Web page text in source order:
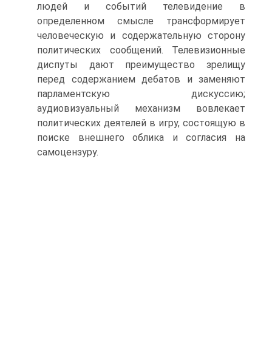
людей и событий телевидение в
определенном смысле трансформирует
человеческую и содержательную сторону
политических сообщений. Телевизионные
диспуты дают преимущество зрелищу
перед содержанием дебатов и заменяют
парламентскую дискуссию;
аудиовизуальный механизм вовлекает
политических деятелей в игру, состоящую в
поиске внешнего облика и согласия на
самоцензуру.